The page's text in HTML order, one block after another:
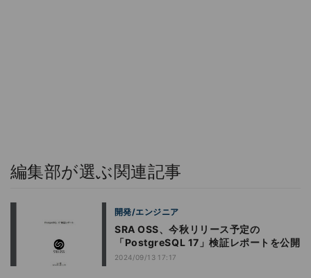
編集部が選ぶ関連記事
開発/エンジニア
SRA OSS、今秋リリース予定の
「PostgreSQL 17」検証レポートを公開
2024/09/13 17:17